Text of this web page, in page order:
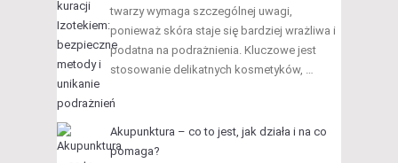
twarzy wymaga szczególnej uwagi,
ponieważ skóra staje się bardziej wrażliwa i
podatna na podrażnienia. Kluczowe jest
stosowanie delikatnych kosmetyków, …
Akupunktura – co to jest, jak działa i na co
pomaga?